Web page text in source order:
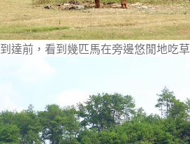
到達前，看到幾匹馬在旁邊悠閒地吃草